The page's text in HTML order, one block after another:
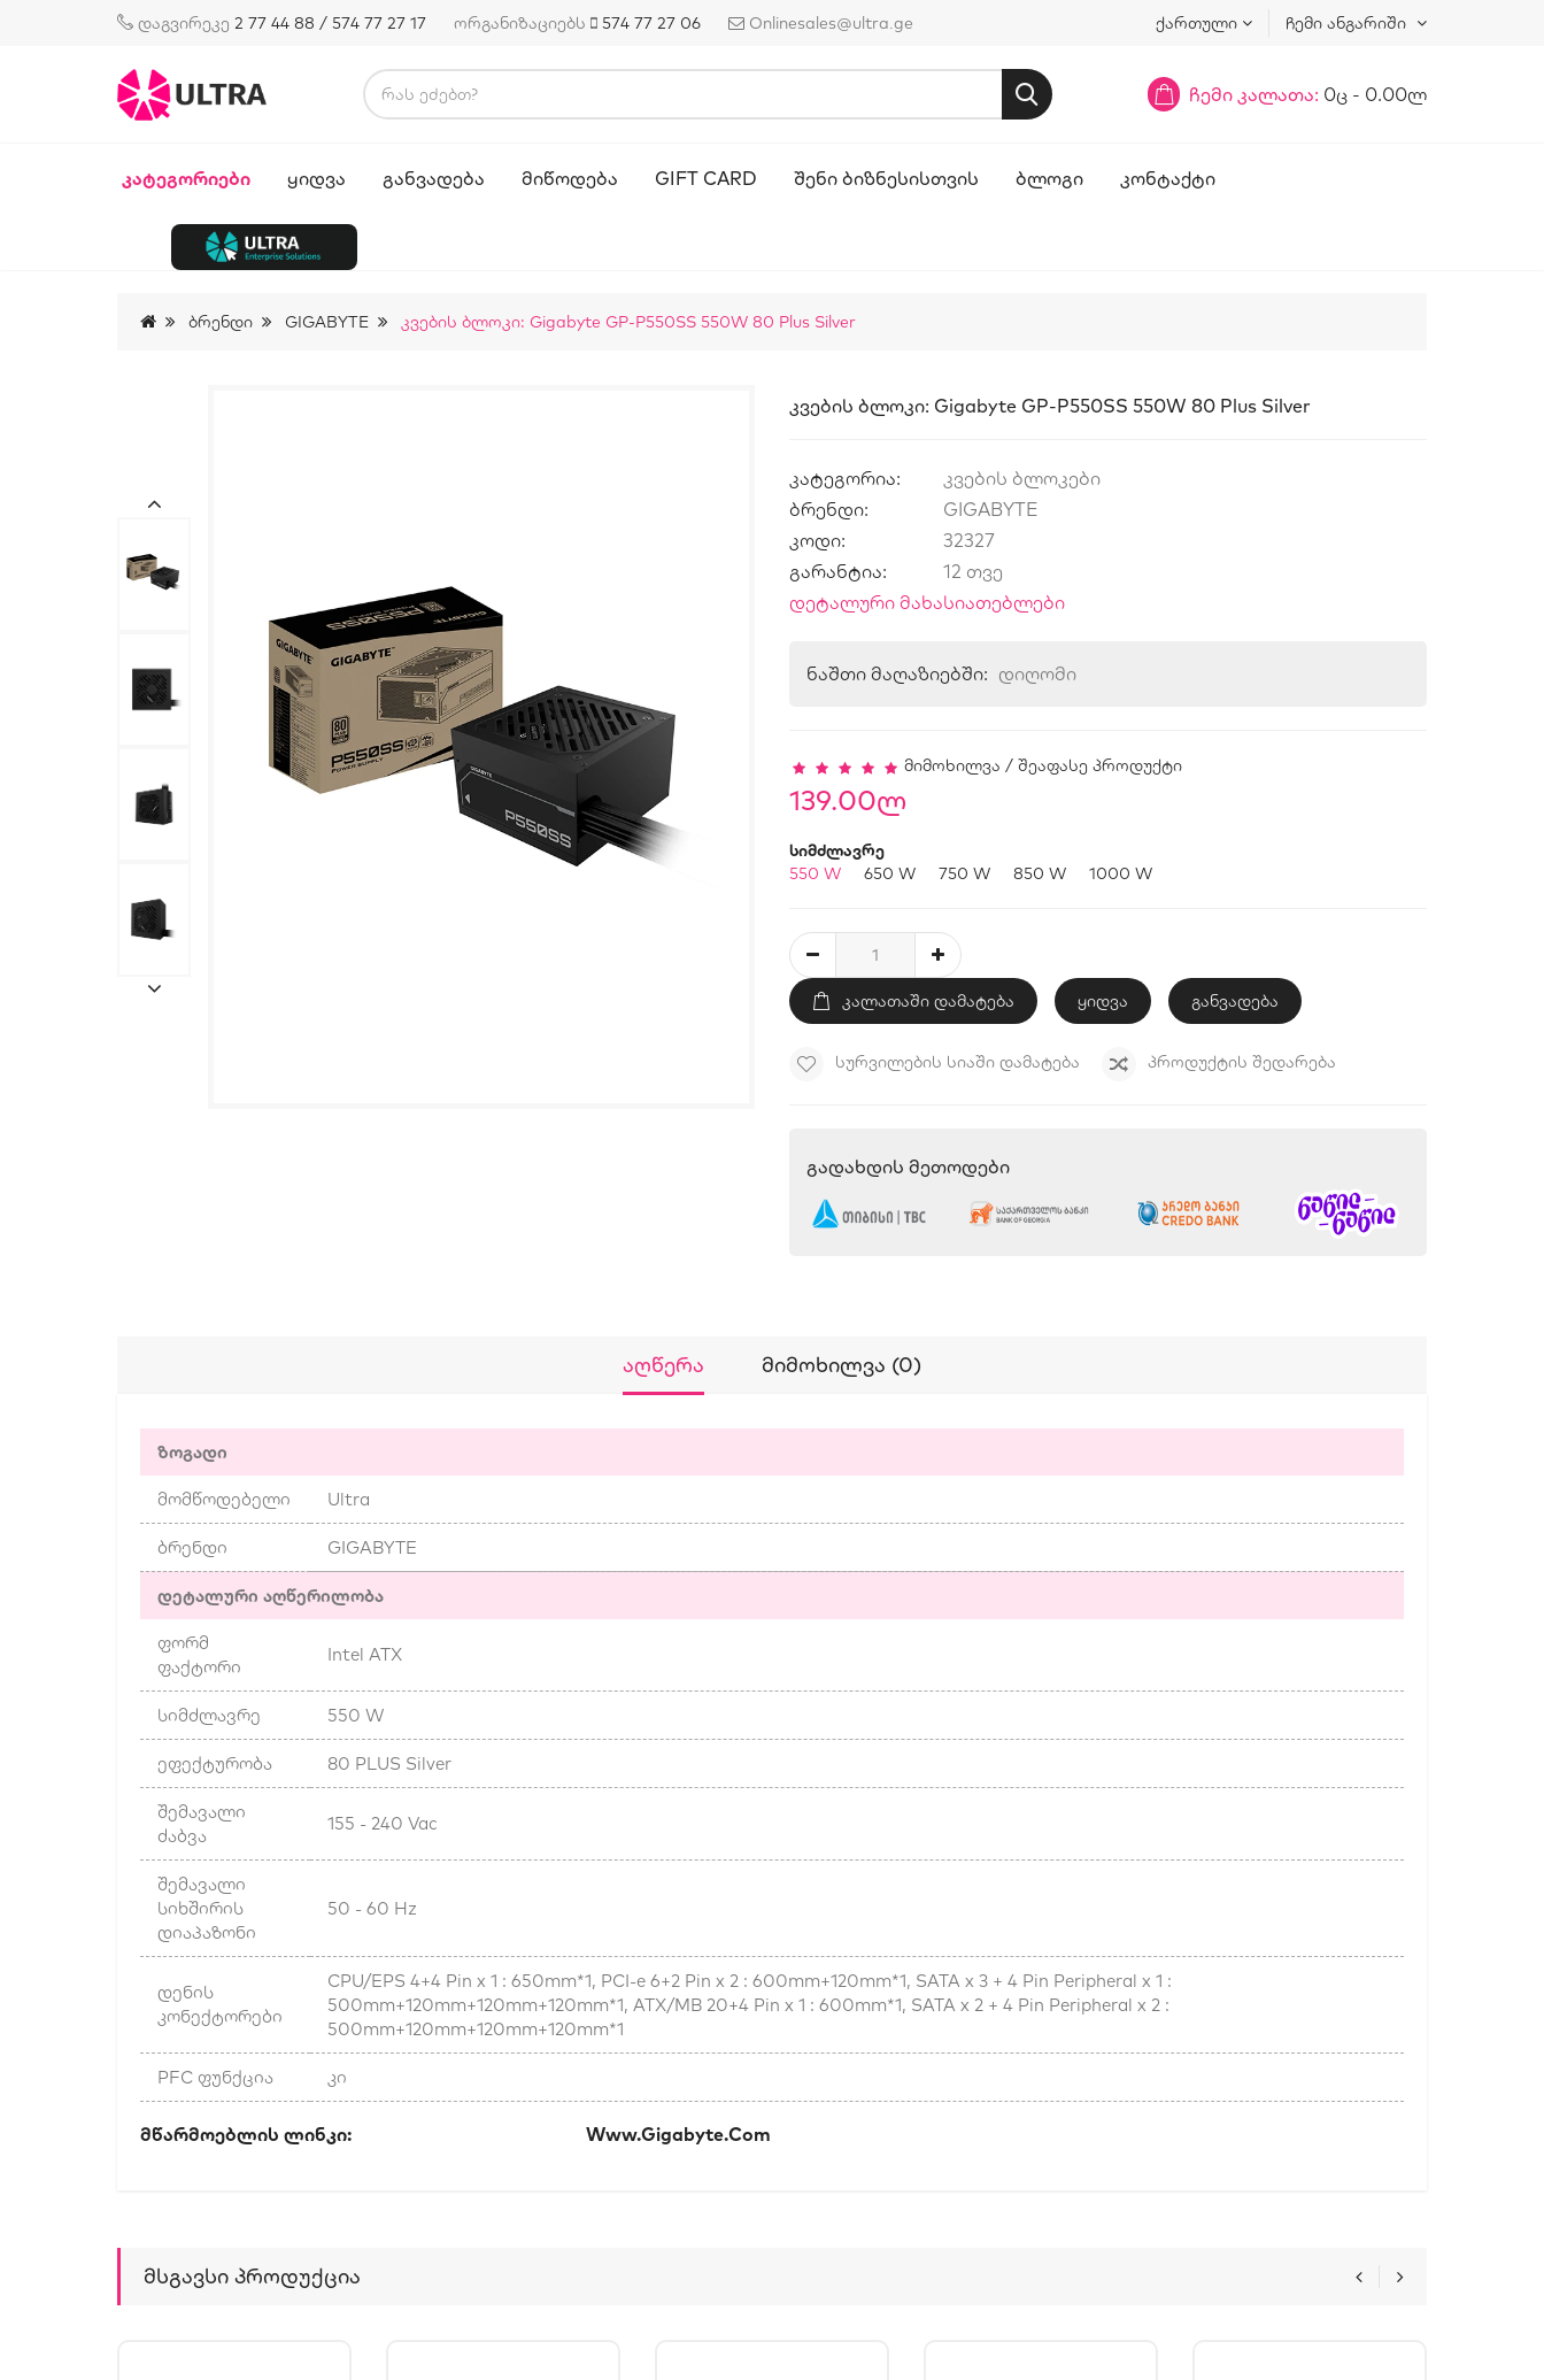
დაგვირეკე 2 77 44 88 / 574 77 27 17 ორგანიზაციებს 574 77 27 06 Onlinesales@ultra.ge ქართული ჩემი ანგარიში
ჩემი კალათა: 0ც - 0.00ლ
ᲙᲐᲢᲔᲒᲝᲠᲘᲔᲑᲘ ᲧᲘᲓᲕᲐ ᲒᲐᲜᲕᲐᲓᲔᲑᲐ ᲛᲘᲬᲝᲓᲔᲑᲐ GIFT CARD ᲨᲔᲜᲘ ᲑᲘᲖᲜᲔᲡᲘᲡᲗᲕᲘᲡ ᲑᲚᲝᲒᲘ ᲙᲝᲜᲢᲐᲥᲢᲘ
Ბრენდი GIGABYTE Კვების Ბლოკი: Gigabyte GP-P550SS 550W 80 Plus Silver
Კვების Ბლოკი: Gigabyte GP-P550SS 550W 80 Plus Silver
კატეგორია:
კვების ბლოკები
ბრენდი:
GIGABYTE
კოდი:
32327
გარანტია:
12 თვე
დეტალური მახასიათებლები
ნაშთი მაღაზიებში: დიღომი
მიმოხილვა / შეაფასე პროდუქტი
139.00ლ
სიმძლავრე
550 W
650 W 750 W 850 W 1000 W
ᲙᲐᲚᲐᲗᲐᲨᲘ ᲓᲐᲛᲐᲢᲔᲑᲐ ყიდვა განვადება
ᲡᲣᲠᲕᲘᲚᲔᲑᲘᲡ ᲡᲘᲐᲨᲘ ᲓᲐᲛᲐᲢᲔᲑᲐ ᲞᲠᲝᲓᲣᲥᲢᲘᲡ ᲨᲔᲓᲐᲠᲔᲑᲐ
Გადახდის Მეთოდები
Აღწერა Მიმოხილვა (0)
ზოგადი
მომწოდებელი Ultra
ბრენდი GIGABYTE
დეტალური აღწერილობა
ფორმ
ფაქტორი
Intel ATX
სიმძლავრე 550 W
ეფექტურობა 80 PLUS Silver
შემავალი
ძაბვა
155 - 240 Vac
შემავალი
სიხშირის
დიაპაზონი
50 - 60 Hz
დენის
კონექტორები
CPU/EPS 4+4 Pin x 1 : 650mm*1, PCI-e 6+2 Pin x 2 : 600mm+120mm*1, SATA x 3 + 4 Pin Peripheral x 1 :
500mm+120mm+120mm+120mm*1, ATX/MB 20+4 Pin x 1 : 600mm*1, SATA x 2 + 4 Pin Peripheral x 2 :
500mm+120mm+120mm+120mm*1
PFC ფუნქცია კი
Მწარმოებლის Ლინკი: Www.gigabyte.com
Მსგავსი Პროდუქცია